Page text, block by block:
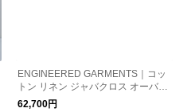
ENGINEERED GARMENTS｜コッ
トン リネン ジャバクロス オーバー
オール “Overalls” qt185-fn
62,700円